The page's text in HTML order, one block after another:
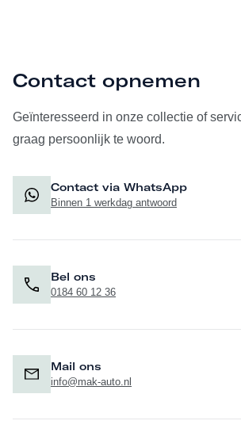
Contact opnemen
Geïnteresseerd in onze collectie of
graag persoonlijk te woord.
Contact via WhatsApp
Binnen 1 werkdag antwoord
Bel ons
0184 60 12 36
Mail ons
info@mak-auto.nl